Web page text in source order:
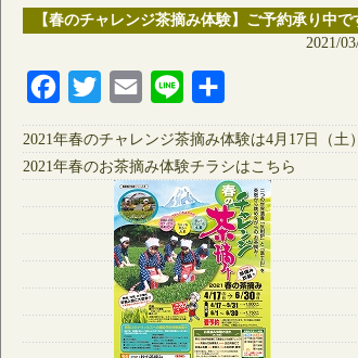
【春のチャレンジ茶摘み体験】ご予約承り中で
2021/
FacebookTwitter Email Line
2021年春のチャレンジ茶摘み体験は4月17日（土
2021年春のお茶摘み体験チラシはこちら